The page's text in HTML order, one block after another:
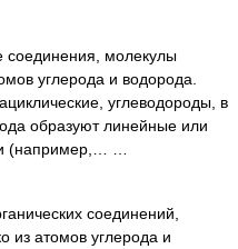
соединения, молекулы
углерода и водорода.
углеводороды, в
образуют линейные или
(например,… …
соединений,
из атомов углерода и